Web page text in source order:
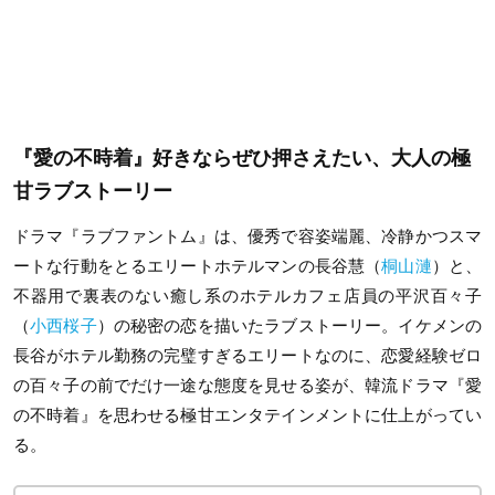
『愛の不時着』好きならぜひ押さえたい、大人の極
甘ラブストーリー
ドラマ『ラブファントム』は、優秀で容姿端麗、冷静かつスマ
ートな行動をとるエリートホテルマンの長谷慧（桐山漣）と、
不器用で裏表のない癒し系のホテルカフェ店員の平沢百々子
（小西桜子）の秘密の恋を描いたラブストーリー。イケメンの
長谷がホテル勤務の完璧すぎるエリートなのに、恋愛経験ゼロ
の百々子の前でだけ一途な態度を見せる姿が、韓流ドラマ『愛
の不時着』を思わせる極甘エンタテインメントに仕上がってい
る。